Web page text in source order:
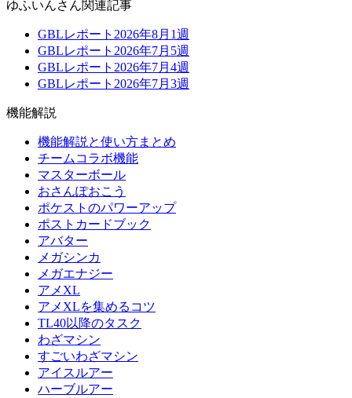
ゆふいんさん関連記事
GBLレポート2026年8月1週
GBLレポート2026年7月5週
GBLレポート2026年7月4週
GBLレポート2026年7月3週
機能解説
機能解説と使い方まとめ
チームコラボ機能
マスターボール
おさんぽおこう
ポケストのパワーアップ
ポストカードブック
アバター
メガシンカ
メガエナジー
アメXL
アメXLを集めるコツ
TL40以降のタスク
わざマシン
すごいわざマシン
アイスルアー
ハーブルアー